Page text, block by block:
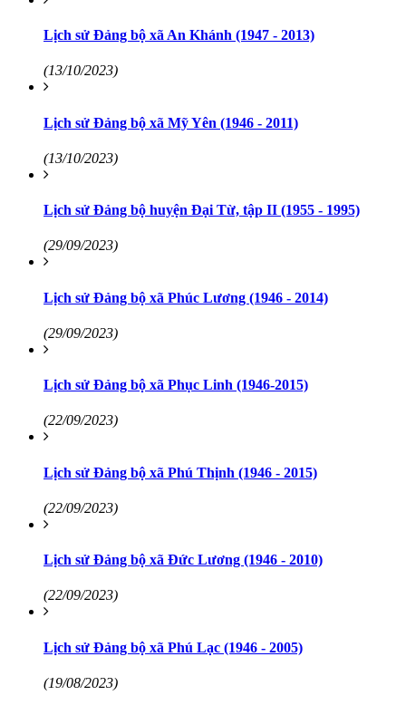
Lịch sử Đảng bộ xã An Khánh (1947 - 2013)
(13/10/2023)
Lịch sử Đảng bộ xã Mỹ Yên (1946 - 2011)
(13/10/2023)
Lịch sử Đảng bộ huyện Đại Từ, tập II (1955 - 1995)
(29/09/2023)
Lịch sử Đảng bộ xã Phúc Lương (1946 - 2014)
(29/09/2023)
Lịch sử Đảng bộ xã Phục Linh (1946-2015)
(22/09/2023)
Lịch sử Đảng bộ xã Phú Thịnh (1946 - 2015)
(22/09/2023)
Lịch sử Đảng bộ xã Đức Lương (1946 - 2010)
(22/09/2023)
Lịch sử Đảng bộ xã Phú Lạc (1946 - 2005)
(19/08/2023)